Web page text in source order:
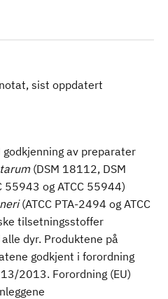
sist oppdatert
av preparater
(DSM 18112, DSM
55943 og ATCC 55944)
(ATCC PTA-2494 og ATCC
tilsetningsstoffer
dyr. Produktene på
godkjent i forordning
2013. Forordning (EU)